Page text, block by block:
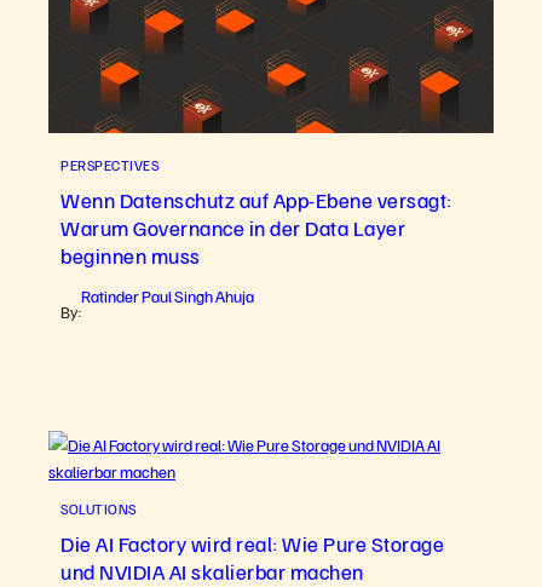
PERSPECTIVES
Wenn Datenschutz auf App-Ebene versagt:
Warum Governance in der Data Layer
beginnen muss
By:
Ratinder Paul Singh Ahuja
SOLUTIONS
Die AI Factory wird real: Wie Pure Storage
und NVIDIA AI skalierbar machen